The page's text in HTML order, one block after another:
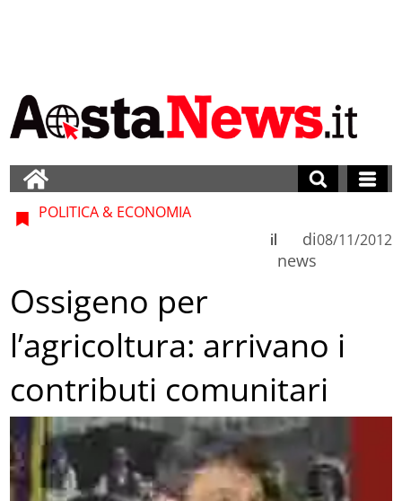
POLITICA & ECONOMIA
di
news
il 08/11/2012
Ossigeno per
l’agricoltura: arrivano i
contributi comunitari